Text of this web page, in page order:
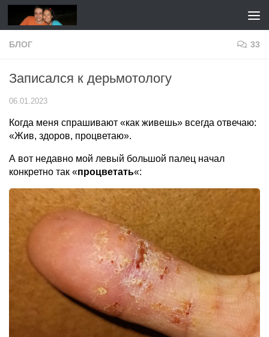
Перейти к содержимому
БЛОГ 33
Записался к дерьмотологу
06.01.2023
Когда меня спрашивают «как живешь» всегда отвечаю:
«Жив, здоров, процветаю».
А вот недавно мой левый большой палец начал
конкретно так «процветать«: